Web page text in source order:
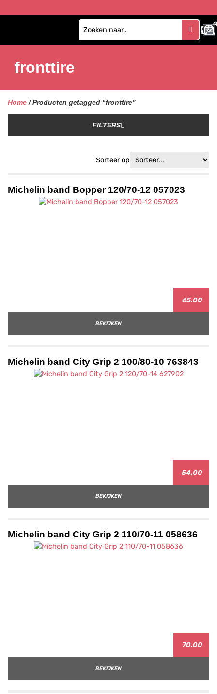
0
0
fronttire
Home / Producten getagged “fronttire”
FILTERS
Sorteer op
Michelin band Bopper 120/70-12 057023
65.00
BEKIJKEN
Michelin band City Grip 2 100/80-10 763843
54.00
BEKIJKEN
Michelin band City Grip 2 110/70-11 058636
70.00
BEKIJKEN